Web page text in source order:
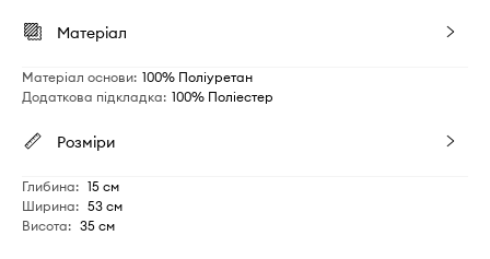
Матеріал
Матеріал основи: 100% Поліуретан
Додаткова підкладка: 100% Поліестер
Розміри
Глибина: 15 см
Ширина: 53 см
Висота: 35 см